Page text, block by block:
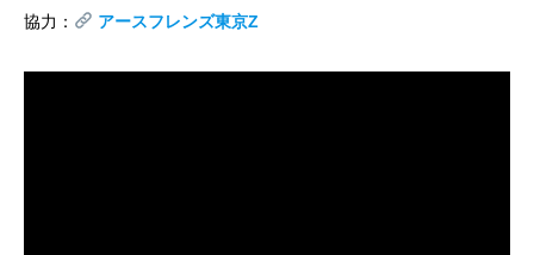
協力：
アースフレンズ東京Z